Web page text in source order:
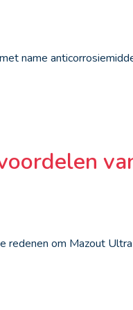
name
redenen om Mazout